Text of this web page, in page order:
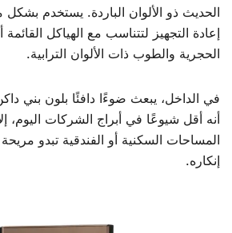
الحديث ذو الألوان الباردة. يستخدم
إعادة التجهيز لتتناسب مع الهياكل
الحجرية والطوب ذات الألوان الترابية.
في الداخل، يبعث ضوءًا دافئًا بلون بني
أنه أقل شيوعًا في أبراج الشركات اليوم،
المساحات السكنية أو الفندقية تبدو
إنكاره.